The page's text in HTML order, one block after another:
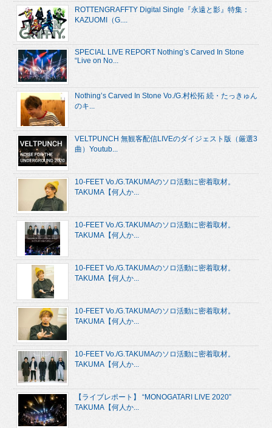
ROTTENGRAFFTY Digital Single『永遠と影』特集：
KAZUOMI（G....
SPECIAL LIVE REPORT Nothing’s Carved In Stone
“Live on No...
Nothing’s Carved In Stone Vo./G.村松拓 続・たっきゅん
のキ...
VELTPUNCH 無観客配信LIVEのダイジェスト版（厳選3
曲）Youtub...
10-FEET Vo./G.TAKUMAのソロ活動に密着取材。
TAKUMA【何人か...
10-FEET Vo./G.TAKUMAのソロ活動に密着取材。
TAKUMA【何人か...
10-FEET Vo./G.TAKUMAのソロ活動に密着取材。
TAKUMA【何人か...
10-FEET Vo./G.TAKUMAのソロ活動に密着取材。
TAKUMA【何人か...
10-FEET Vo./G.TAKUMAのソロ活動に密着取材。
TAKUMA【何人か...
【ライブレポート】 “MONOGATARI LIVE 2020”
TAKUMA【何人か...